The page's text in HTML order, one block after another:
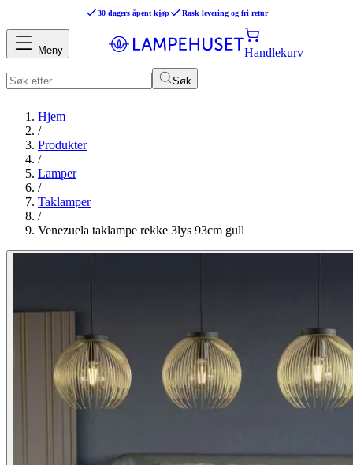
30 dagers åpent kjøp Rask levering og fri retur
Søk
Handlekurv
Meny
Hjem
/
Produkter
/
Lamper
/
Taklamper
/
Venezuela taklampe rekke 3lys 93cm gull